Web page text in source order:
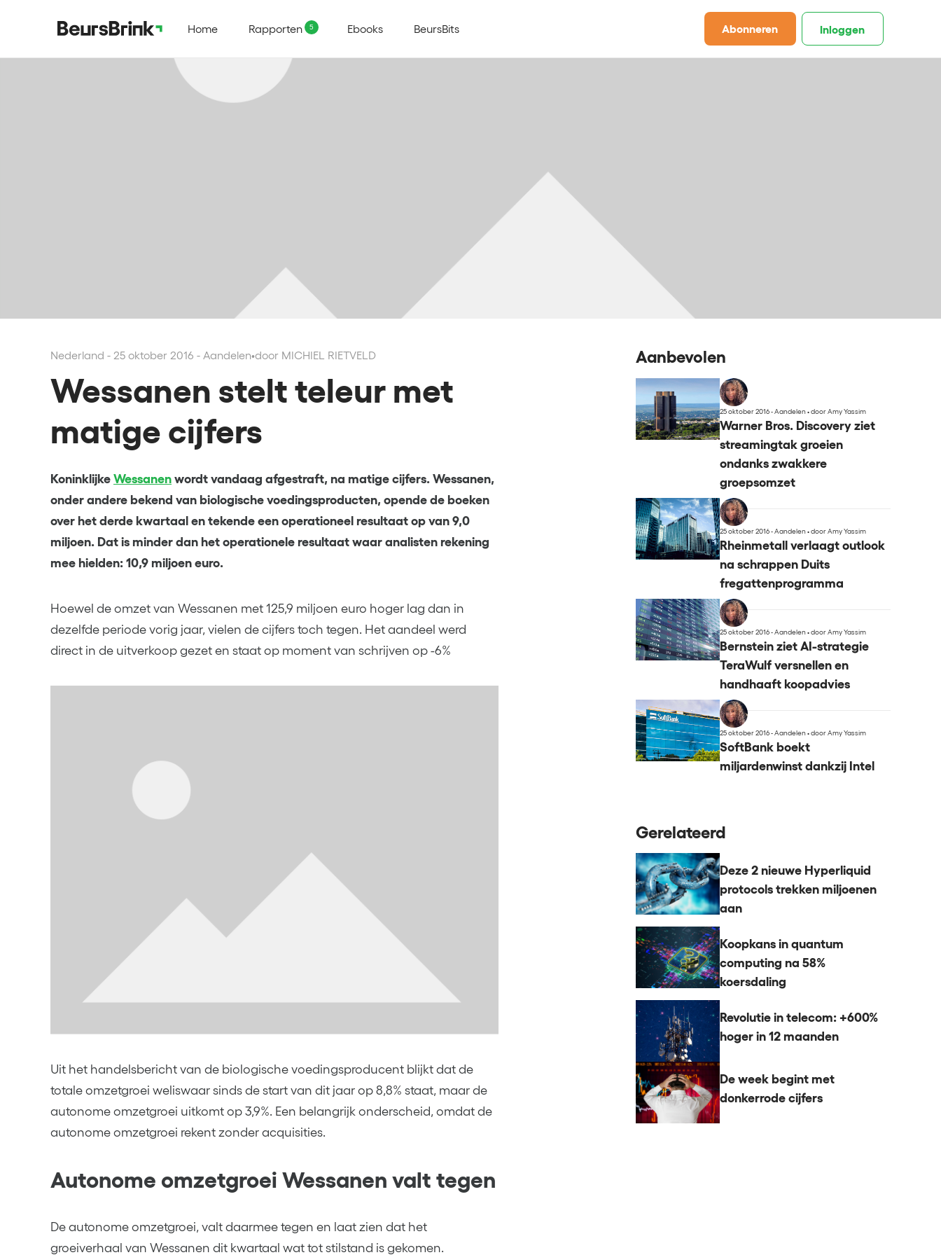
Home Rapporten Ebooks BeursBits Abonneren Inloggen
Nederland - 25 oktober 2016 - Aandelen•door MICHIEL RIETVELD
Wessanen stelt teleur met
matige cijfers
Koninklijke Wessanen wordt vandaag afgestraft, na matige cijfers. Wessanen,
onder andere bekend van biologische voedingsproducten, opende de boeken
over het derde kwartaal en tekende een operationeel resultaat op van 9,0
miljoen. Dat is minder dan het operationele resultaat waar analisten rekening
mee hielden: 10,9 miljoen euro.
Hoewel de omzet van Wessanen met 125,9 miljoen euro hoger lag dan in
dezelfde periode vorig jaar, vielen de cijfers toch tegen. Het aandeel werd
direct in de uitverkoop gezet en staat op moment van schrijven op -6%
Uit het handelsbericht van de biologische voedingsproducent blijkt dat de
totale omzetgroei weliswaar sinds de start van dit jaar op 8,8% staat, maar de
autonome omzetgroei uitkomt op 3,9%. Een belangrijk onderscheid, omdat de
autonome omzetgroei rekent zonder acquisities.
Autonome omzetgroei Wessanen valt tegen
De autonome omzetgroei, valt daarmee tegen en laat zien dat het
groeiverhaal van Wessanen dit kwartaal wat tot stilstand is gekomen.
Aanbevolen
25 oktober 2016 - Aandelen•door Amy Yassim
Warner Bros. Discovery ziet
streamingtak groeien
ondanks zwakkere
groepsomzet
25 oktober 2016 - Aandelen•door Amy Yassim
Rheinmetall verlaagt outlook
na schrappen Duits
fregattenprogramma
25 oktober 2016 - Aandelen•door Amy Yassim
Bernstein ziet AI-strategie
TeraWulf versnellen en
handhaaft koopadvies
25 oktober 2016 - Aandelen•door Amy Yassim
SoftBank boekt
miljardenwinst dankzij Intel
Gerelateerd
Deze 2 nieuwe Hyperliquid
protocols trekken miljoenen
aan
Koopkans in quantum
computing na 58%
koersdaling
Revolutie in telecom: +600%
hoger in 12 maanden
De week begint met
donkerrode cijfers